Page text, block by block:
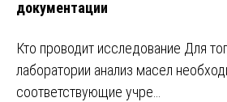
документации
Кто проводит исследование Для
лаборатории анализ масел
соответствующие учре…